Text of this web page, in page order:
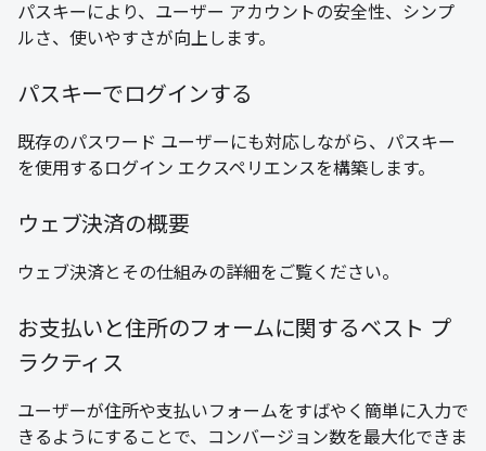
パスキーにより、ユーザー アカウントの安全性、シンプ
ルさ、使いやすさが向上します。
パスキーでログインする
既存のパスワード ユーザーにも対応しながら、パスキー
を使用するログイン エクスペリエンスを構築します。
ウェブ決済の概要
ウェブ決済とその仕組みの詳細をご覧ください。
お支払いと住所のフォームに関するベスト プ
ラクティス
ユーザーが住所や支払いフォームをすばやく簡単に入力で
きるようにすることで、コンバージョン数を最大化できま